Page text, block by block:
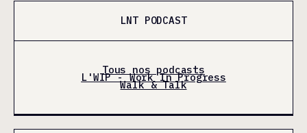
LNT PODCAST
Tous nos podcasts
L'WIP - Work In Progress
Walk & Talk